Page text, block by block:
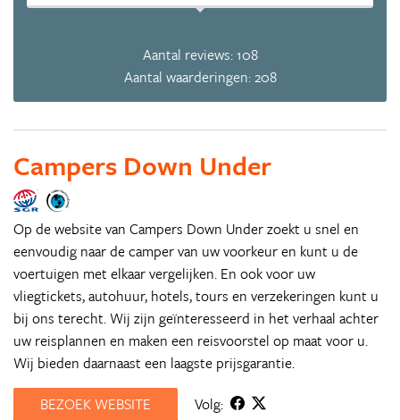
Aantal reviews: 108
Aantal waarderingen: 208
Campers Down Under
Op de website van Campers Down Under zoekt u snel en
eenvoudig naar de camper van uw voorkeur en kunt u de
voertuigen met elkaar vergelijken. En ook voor uw
vliegtickets, autohuur, hotels, tours en verzekeringen kunt u
bij ons terecht. Wij zijn geïnteresseerd in het verhaal achter
uw reisplannen en maken een reisvoorstel op maat voor u.
Wij bieden daarnaast een laagste prijsgarantie.
BEZOEK WEBSITE
Volg: